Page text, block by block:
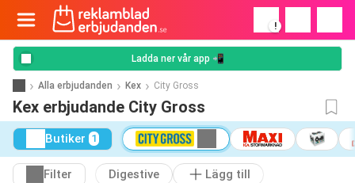
!
Ladda ner vår app 📲
Alla erbjudanden Kex City Gross
Kex erbjudande City Gross
Butiker 1
Filter Digestive
Lägg till